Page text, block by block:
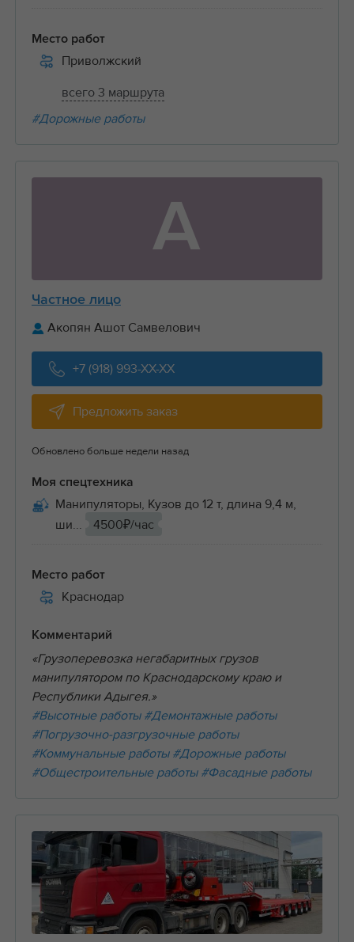
Место работ
Приволжский
всего 3 маршрута
#Дорожные работы
А
Частное лицо
Акопян Ашот Самвелович
+7 (918) 993-XX-XX
Предложить заказ
Обновлено больше недели назад
Моя спецтехника
Манипуляторы, Кузов до 12 т, длина 9,4 м,
ши...
4500₽/час
Место работ
Краснодар
Комментарий
«Грузоперевозка негабаритных грузов
манипулятором по Краснодарскому краю и
Республики Адыгея.»
#Высотные работы #Демонтажные работы
#Погрузочно-разгрузочные работы
#Коммунальные работы #Дорожные работы
#Общестроительные работы #Фасадные работы